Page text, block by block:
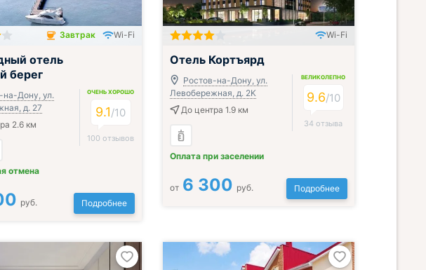
Завтрак Wi-Fi
отель
берег
на-Дону, ул.
д. 27
2.6 км
отмена
ОЧЕНЬ ХОРОШО
9.1/10
100 отзывов
руб. Подробнее
Wi-Fi
Отель Кортъярд
Ростов-на-Дону, ул.
Левобережная, д. 2K
До центра 1.9 км
Оплата при заселении
ВЕЛИКОЛЕПНО
9.6/10
34 отзыва
от 6 300 руб. Подробнее